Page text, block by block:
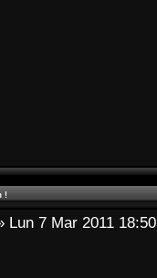
!
Lun 7 Mar 2011 18:50